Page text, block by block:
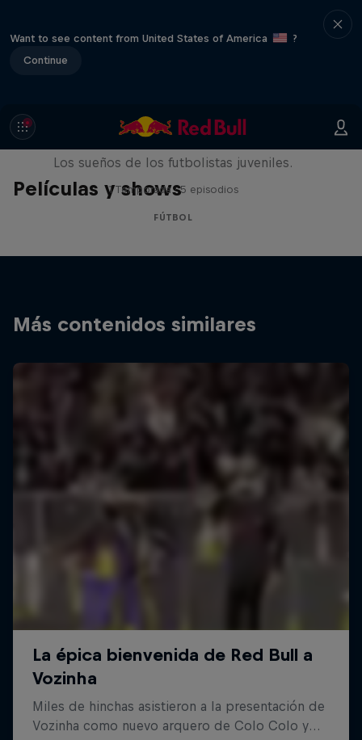
Want to see content from United States of America
?
Continue
Películas y shows
Signed or Released
Los sueños de los futbolistas juveniles.
1 Temporada · 5 episodios
FÚTBOL
Más contenidos similares